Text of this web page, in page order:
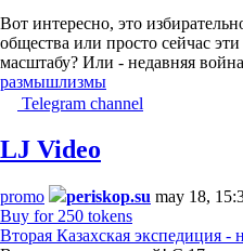
Вот интересно, это
общества или просто сейчас
масштабу? Или - недавняя
размышлизмы
Telegram channel
LJ Video
promo periskop.su may 18,
Buy for 250 tokens
Вторая Казахская экспедиция -